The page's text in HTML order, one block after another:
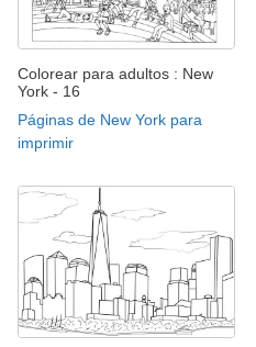
Colorear para adultos : New
York - 16
Páginas de New York para
imprimir